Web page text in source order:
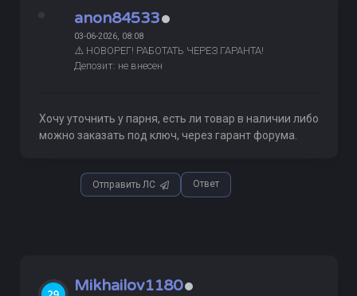
anon84533
03-06-2026, 08:08
⚠️ НОВОРЕГ! РАБОТАТЬ ЧЕРЕЗ ГАРАНТА!
Депозит: не внесен
Хочу уточнить у парня, есть ли товар в наличии либо
можно заказать под ключ, через гарант форума.
Отправить ЛС Ответ
Mikhailov1180